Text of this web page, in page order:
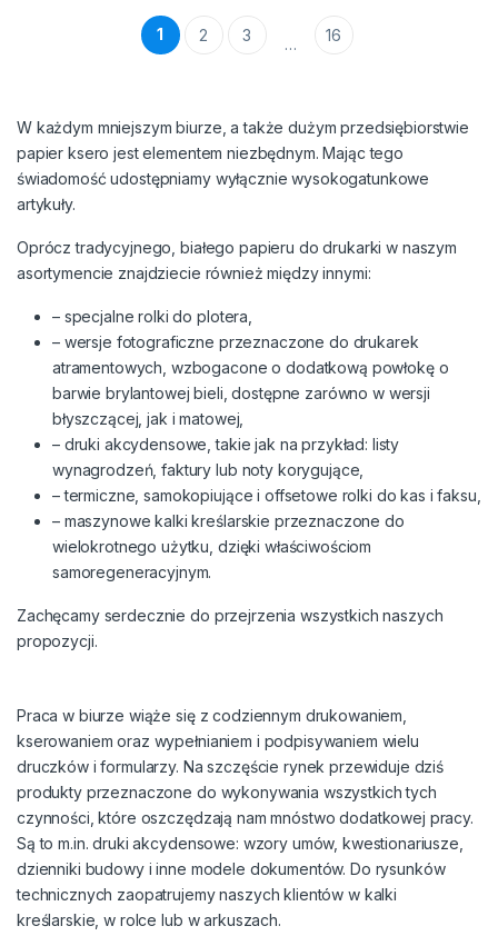
1 2 3 … 16
W każdym mniejszym biurze, a także dużym przedsiębiorstwie
papier ksero jest elementem niezbędnym. Mając tego
świadomość udostępniamy wyłącznie wysokogatunkowe
artykuły.
Oprócz tradycyjnego, białego papieru do drukarki w naszym
asortymencie znajdziecie również między innymi:
– specjalne rolki do plotera,
– wersje fotograficzne przeznaczone do drukarek
atramentowych, wzbogacone o dodatkową powłokę o
barwie brylantowej bieli, dostępne zarówno w wersji
błyszczącej, jak i matowej,
– druki akcydensowe, takie jak na przykład: listy
wynagrodzeń, faktury lub noty korygujące,
– termiczne, samokopiujące i offsetowe rolki do kas i faksu,
– maszynowe kalki kreślarskie przeznaczone do
wielokrotnego użytku, dzięki właściwościom
samoregeneracyjnym.
Zachęcamy serdecznie do przejrzenia wszystkich naszych
propozycji.
Praca w biurze wiąże się z codziennym drukowaniem,
kserowaniem oraz wypełnianiem i podpisywaniem wielu
druczków i formularzy. Na szczęście rynek przewiduje dziś
produkty przeznaczone do wykonywania wszystkich tych
czynności, które oszczędzają nam mnóstwo dodatkowej pracy.
Są to m.in. druki akcydensowe: wzory umów, kwestionariusze,
dzienniki budowy i inne modele dokumentów. Do rysunków
technicznych zaopatrujemy naszych klientów w kalki
kreślarskie, w rolce lub w arkuszach.